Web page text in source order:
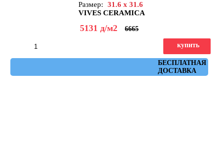
Размер:
31.6 x 31.6
VIVES CERAMICA
5131 д/м2 6665
БЕСПЛАТНАЯ
ДОСТАВКА
купить